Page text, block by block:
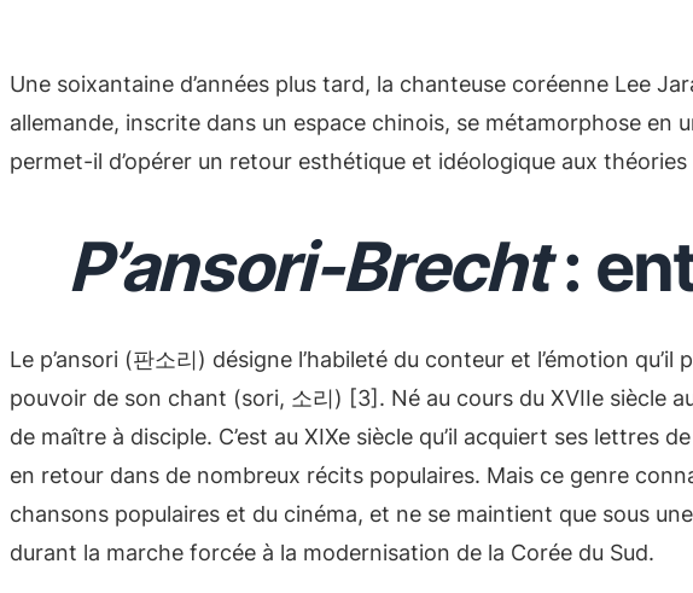
Une soixantaine d’années plus tard, la chanteuse coréenne Lee
allemande, inscrite dans un espace chinois, se métamorphose
permet-il d’opérer un retour esthétique et idéologique aux
P’ansori-Brecht:
Le p’ansori (판소리) désigne l’habileté du conteur et l’émotion
pouvoir de son chant (sori, 소리) [3]. Né au cours du XVIIe siècle
de maître à disciple. C’est au XIXe siècle qu’il acquiert ses
en retour dans de nombreux récits populaires. Mais ce genre
chansons populaires et du cinéma, et ne se maintient que sous
durant la marche forcée à la modernisation de la Corée du Sud.